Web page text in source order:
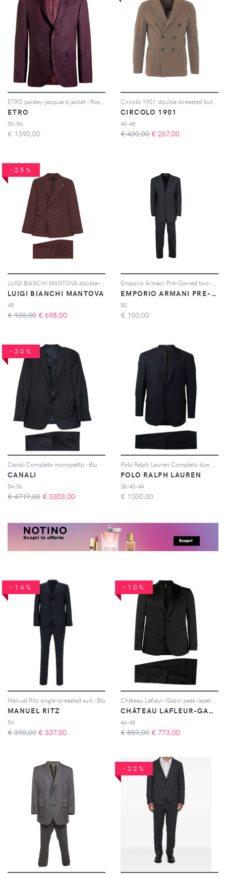
ETRO paisley-jacquard jacket - Rosso
ETRO
50-56
€ 1390,00
Circolo 1901 double-breasted button jacket - Marrone
CIRCOLO 1901
46-48
€ 430,00 € 267,00
-25%
LUIGI BIANCHI MANTOVA double-breasted suit - Rosso
LUIGI BIANCHI MANTOVA
48
€ 930,00 € 698,00
Emporio Armani Pre-Owned two-piece suit - Grigio
EMPORIO ARMANI PRE-OWNED
50
€ 150,00
-30%
Canali Completo monopetto - Blu
CANALI
54-56
€ 4719,00 € 3303,00
Polo Ralph Lauren Completo due pezzi monopetto - Blu
POLO RALPH LAUREN
38-40-44
€ 1000,00
-14%
Manuel Ritz single-breasted suit - Blu
MANUEL RITZ
54
€ 390,00 € 337,00
-10%
CHÂTEAU LAFLEUR-GAZIN
46-48
€ 859,00 € 773,00
-22%